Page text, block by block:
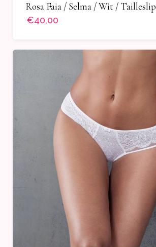
Rosa Faia / Selma / Wit / Tailleslip
€40,00